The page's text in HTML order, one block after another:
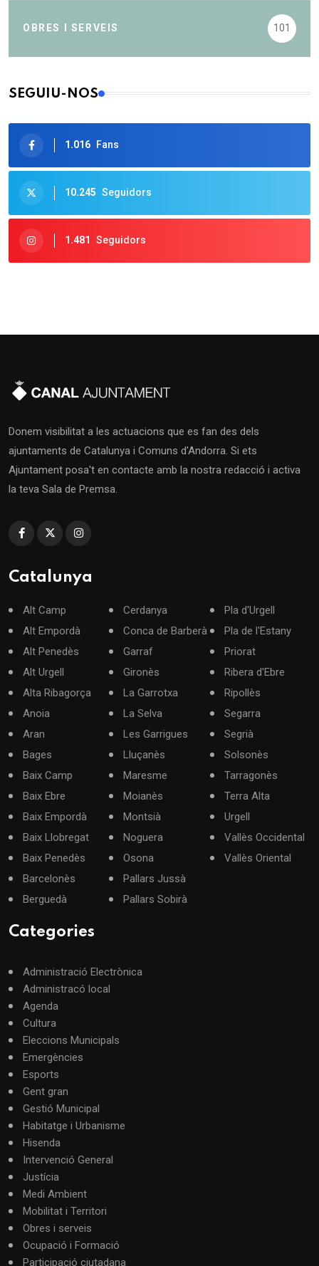
OBRES I SERVEIS 101
SEGUIU-NOS
1.016 Fans
10.245 Seguidors
1.481 Seguidors
Donem visibilitat a les actuacions que es fan des dels
ajuntaments de Catalunya i Comuns d'Andorra. Si ets
Ajuntament posa't en contacte amb la nostra redacció i activa
la teva Sala de Premsa.
Catalunya
Alt Camp
Alt Empordà
Alt Penedès
Alt Urgell
Alta Ribagorça
Anoia
Aran
Bages
Baix Camp
Baix Ebre
Baix Empordà
Baix Llobregat
Baix Penedès
Barcelonès
Berguedà
Cerdanya
Conca de Barberà
Garraf
Gironès
La Garrotxa
La Selva
Les Garrigues
Lluçanès
Maresme
Moianès
Montsià
Noguera
Osona
Pallars Jussà
Pallars Sobirà
Pla d'Urgell
Pla de l'Estany
Priorat
Ribera d'Ebre
Ripollès
Segarra
Segrià
Solsonès
Tarragonès
Terra Alta
Urgell
Vallès Occidental
Vallès Oriental
Categories
Administració Electrònica
Administracó local
Agenda
Cultura
Eleccions Municipals
Emergències
Esports
Gent gran
Gestió Municipal
Habitatge i Urbanisme
Hisenda
Intervenció General
Justícia
Medi Ambient
Mobilitat i Territori
Obres i serveis
Ocupació i Formació
Participació ciutadana